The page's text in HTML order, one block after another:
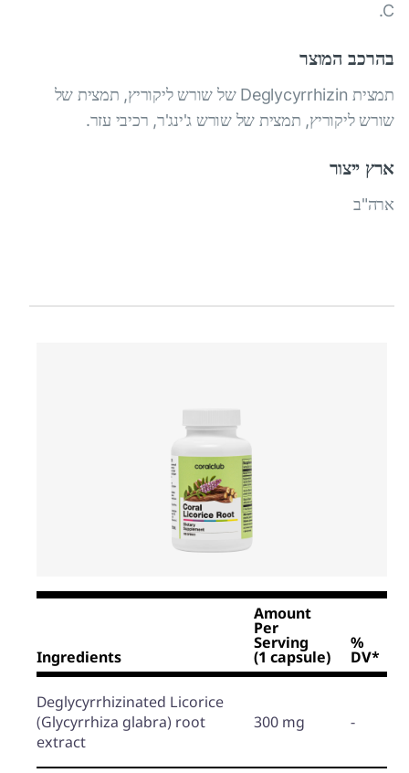
C.
בהרכב המוצר
תמצית Deglycyrrhizin של שורש ליקוריץ, תמצית של
שורש ליקוריץ, תמצית של שורש ג'ינג'ר, רכיבי עזר.
ארץ ייצור
ארה"ב
Ingredients
Amount
Per
Serving
(1 capsule)
%
DV*
Deglycyrrhizinated Licorice
(Glycyrrhiza glabra) root
extract
300 mg -